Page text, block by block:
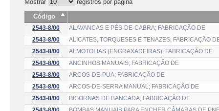
Mostrar
registros por página
Código
2543-8/00
ALAVANCAS E PÉS-DE-CABRA; FABRICAÇÃO DE
2543-8/00
ALICATES, TORQUESES E TENAZES; FABRICAÇÃO
2543-8/00
ALMOTOLIAS (ENGRAXADEIRAS); FABRICAÇÃO DE
2543-8/00
ANCINHOS MANUAIS; FABRICAÇÃO DE
2543-8/00
ARCOS-DE-PUA; FABRICAÇÃO DE
2543-8/00
ARCOS-DE-SERRA MANUAL; FABRICAÇÃO DE
2543-8/00
BIGORNAS DE BANCADA; FABRICAÇÃO DE